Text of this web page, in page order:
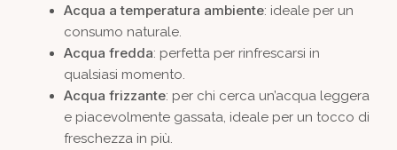
Acqua a temperatura ambiente: ideale per un
consumo naturale.
Acqua fredda: perfetta per rinfrescarsi in
qualsiasi momento.
Acqua frizzante: per chi cerca un’acqua leggera
e piacevolmente gassata, ideale per un tocco di
freschezza in più.